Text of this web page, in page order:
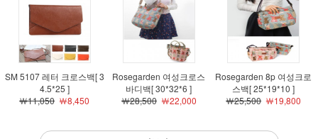
SM 5107 레터 크로스백[ 3
4.5*25 ]
￦11,050￦8,450
Rosegarden 여성크로스
바디백[ 30*32*6 ]
￦28,500￦22,000
Rosegarden 8p 여성크로
스백[ 25*19*10 ]
￦25,500￦19,800